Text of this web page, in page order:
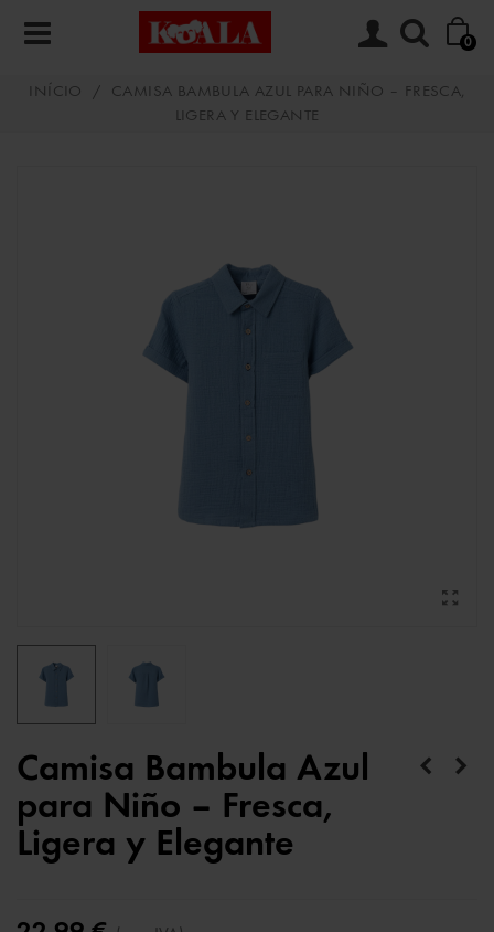
0
INÍCIO /
CAMISA BAMBULA AZUL PARA NIÑO – FRESCA,
LIGERA Y ELEGANTE
Camisa Bambula Azul
para Niño – Fresca,
Ligera y Elegante